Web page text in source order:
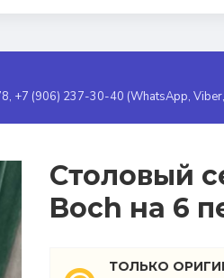
+7 (906) 237-30-40 (WhatsApp,
Столовый
Boch на 6
ТОЛЬКО